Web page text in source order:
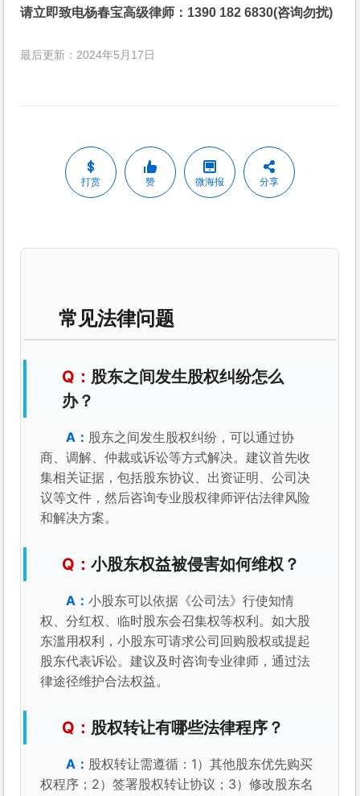
请立即致电杨春宝高级律师：1390 182 6830(咨询勿扰)
最后更新：2024年5月17日
打赏 赞 微海报 分享
常见法律问题
股东之间发生股权纠纷怎么
办？
股东之间发生股权纠纷，可以通过协
商、调解、仲裁或诉讼等方式解决。建议首先收
集相关证据，包括股东协议、出资证明、公司决
议等文件，然后咨询专业股权律师评估法律风险
和解决方案。
小股东权益被侵害如何维权？
小股东可以依据《公司法》行使知情
权、分红权、临时股东会召集权等权利。如大股
东滥用权利，小股东可请求公司回购股权或提起
股东代表诉讼。建议及时咨询专业律师，通过法
律途径维护合法权益。
股权转让有哪些法律程序？
股权转让需遵循：1）其他股东优先购买
权程序；2）签署股权转让协议；3）修改股东名